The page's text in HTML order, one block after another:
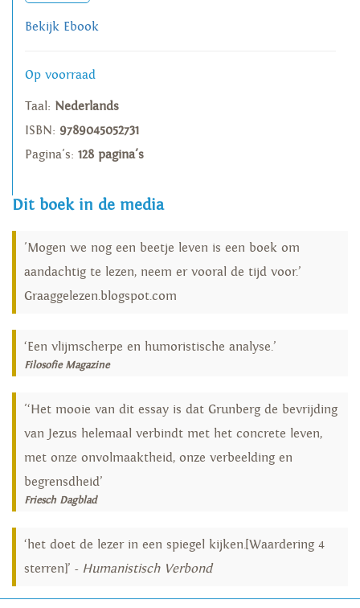
Bekijk Ebook
Op voorraad
Taal: Nederlands
ISBN: 9789045052731
Pagina's: 128 pagina's
Dit boek in de media
'Mogen we nog een beetje leven is een boek om
aandachtig te lezen, neem er vooral de tijd voor.’
Graaggelezen.blogspot.com
‘Een vlijmscherpe en humoristische analyse.’
Filosofie Magazine
'‘Het mooie van dit essay is dat Grunberg de bevrijding
van Jezus helemaal verbindt met het concrete leven,
met onze onvolmaaktheid, onze verbeelding en
begrensdheid’
Friesch Dagblad
‘het doet de lezer in een spiegel kijken.[Waardering 4
sterren]’ - Humanistisch Verbond